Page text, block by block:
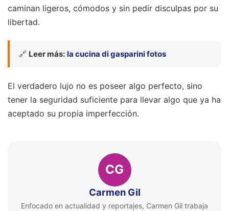
caminan ligeros, cómodos y sin pedir disculpas por su
libertad.
🔗 Leer más: la cucina di gasparini fotos
El verdadero lujo no es poseer algo perfecto, sino
tener la seguridad suficiente para llevar algo que ya ha
aceptado su propia imperfección.
CG
Carmen Gil
Enfocado en actualidad y reportajes, Carmen Gil trabaja